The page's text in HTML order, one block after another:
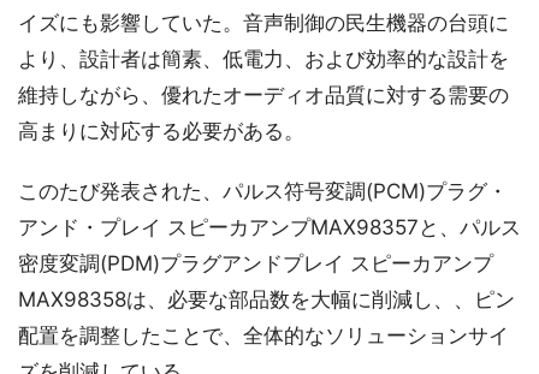
イズにも影響していた。音声制御の民生機器の台頭に
より、設計者は簡素、低電力、および効率的な設計を
維持しながら、優れたオーディオ品質に対する需要の
高まりに対応する必要がある。
このたび発表された、パルス符号変調(PCM)プラグ・
アンド・プレイ スピーカアンプMAX98357と、パルス
密度変調(PDM)プラグアンドプレイ スピーカアンプ
MAX98358は、必要な部品数を大幅に削減し、、ピン
配置を調整したことで、全体的なソリューションサイ